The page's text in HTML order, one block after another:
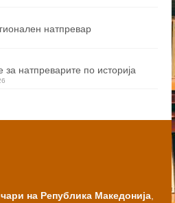
натпревар
натпреварите по историја
на Република Македонија,